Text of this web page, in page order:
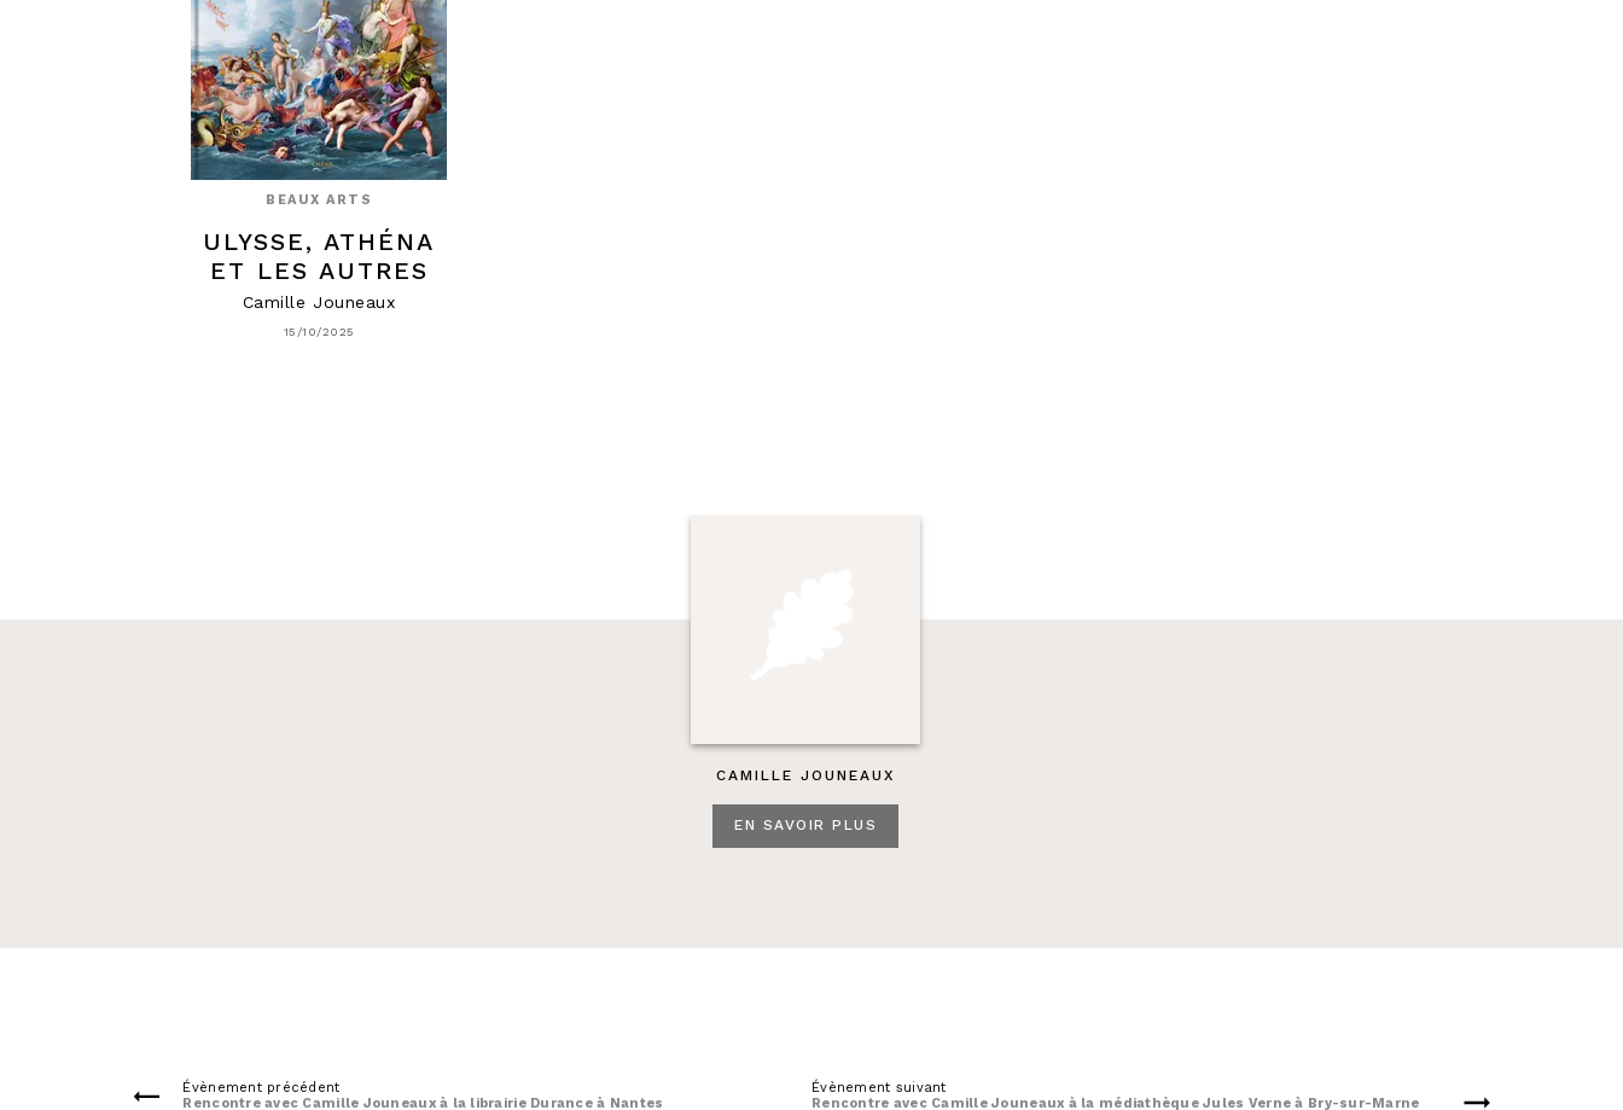
BEAUX ARTS
ULYSSE, ATHÉNA
ET LES AUTRES
Camille Jouneaux
15/10/2025
CAMILLE JOUNEAUX
EN SAVOIR PLUS
Évènement précédent
Rencontre avec Camille Jouneaux à la librairie Durance à Nantes
Évènement suivant
Rencontre avec Camille Jouneaux à la médiathèque Jules Verne à Bry-sur-Marne